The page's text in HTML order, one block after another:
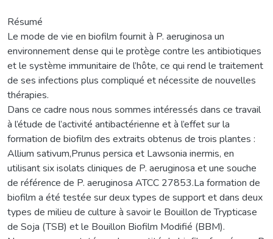
Résumé
Le mode de vie en biofilm fournit à P. aeruginosa un
environnement dense qui le protège contre les antibiotiques
et le système immunitaire de l’hôte, ce qui rend le traitement
de ses infections plus compliqué et nécessite de nouvelles
thérapies.
Dans ce cadre nous nous sommes intéressés dans ce travail
à l’étude de l’activité antibactérienne et à l’effet sur la
formation de biofilm des extraits obtenus de trois plantes :
Allium sativum,Prunus persica et Lawsonia inermis, en
utilisant six isolats cliniques de P. aeruginosa et une souche
de référence de P. aeruginosa ATCC 27853.La formation de
biofilm a été testée sur deux types de support et dans deux
types de milieu de culture à savoir le Bouillon de Trypticase
de Soja (TSB) et le Bouillon Biofilm Modifié (BBM).